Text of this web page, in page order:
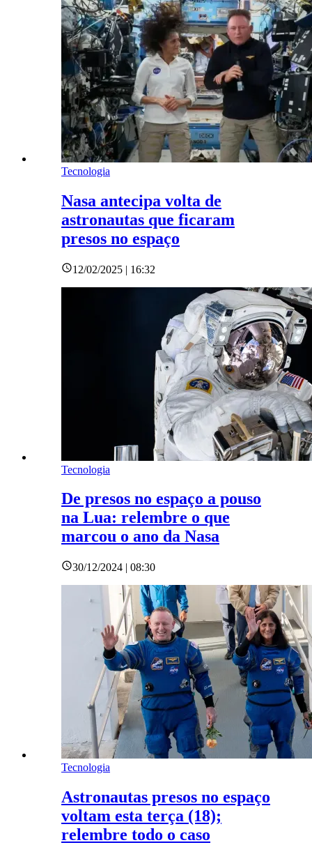
Tecnologia
Nasa antecipa volta de
astronautas que ficaram
presos no espaço
12/02/2025 | 16:32
Tecnologia
De presos no espaço a pouso
na Lua: relembre o que
marcou o ano da Nasa
30/12/2024 | 08:30
Tecnologia
Astronautas presos no espaço
voltam esta terça (18);
relembre todo o caso